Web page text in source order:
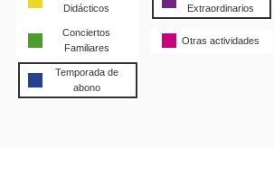
Didácticos
Extraordinarios
Conciertos
Familiares
Otras actividades
Temporada de
abono